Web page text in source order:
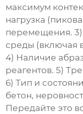
максимум
нагрузка
перемещения.
среды (включая
4) Наличие
реагентов. 5)
6) Тип и
бетон,
Передайте это